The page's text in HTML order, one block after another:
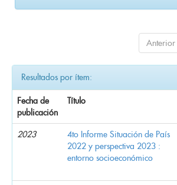
Anterior
Resultados por ítem:
Fecha de
publicación
Título
2023
4to Informe Situación de País
2022 y perspectiva 2023 :
entorno socioeconómico